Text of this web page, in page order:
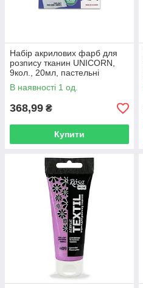
Набір акрилових фарб для
розпису тканин UNICORN,
9кол., 20мл, пастельні
кольори, ROSA TALENT
В наявності 1 од.
368,99 ₴
Купити